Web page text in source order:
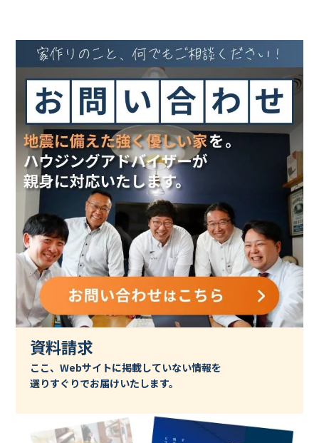
資料請求
ここ、Webサイトに掲載していない情報を
選りすぐりでお届けいたします。